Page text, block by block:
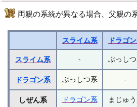
両親の系統が異なる場合、父親の
スライム系 ドラゴ
スライム系 - ぶっし
ドラゴン系 ぶっしつ系 -
しぜん系 ドラゴン系 まじゅ